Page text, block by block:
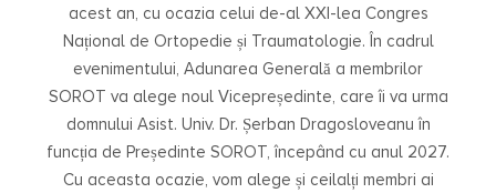
acest an, cu ocazia celui de-al XXI-lea Congres
Național de Ortopedie și Traumatologie. În cadrul
evenimentului, Adunarea Generală a membrilor
SOROT va alege noul Vicepreședinte, care îi va urma
domnului Asist. Univ. Dr. Șerban Dragosloveanu în
funcția de Președinte SOROT, începând cu anul 2027.
Cu aceasta ocazie, vom alege și ceilalți membri ai